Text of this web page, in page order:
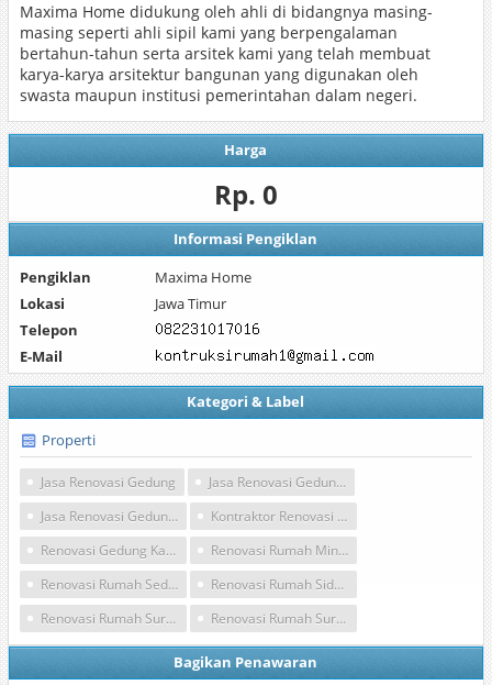
Maxima Home didukung oleh ahli di bidangnya masing-
masing seperti ahli sipil kami yang berpengalaman
bertahun-tahun serta arsitek kami yang telah membuat
karya-karya arsitektur bangunan yang digunakan oleh
swasta maupun institusi pemerintahan dalam negeri.
Harga
Rp. 0
Informasi Pengiklan
Pengiklan
Maxima Home
Lokasi
Jawa Timur
Telepon
E-Mail
Kategori & Label
Properti
Jasa Renovasi Gedung
Jasa Renovasi Gedung Kantor
Jasa Renovasi Gedung Surabaya
Kontraktor Renovasi Gedung
Renovasi Gedung Kantor
Renovasi Rumah Minimalis Modern
Renovasi Rumah Sederhana
Renovasi Rumah Sidoarjo
Renovasi Rumah Surabaya
Renovasi Rumah Surabaya Sidoarjo
Bagikan Penawaran